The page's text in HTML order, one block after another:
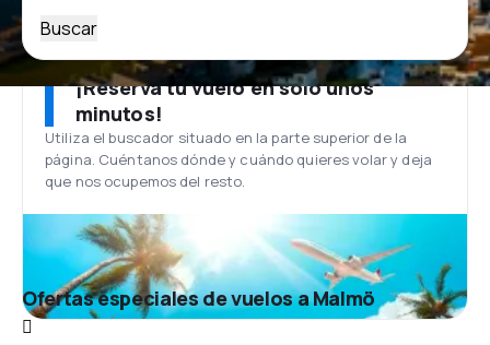
Buscar
¡Reserva tu vuelo en solo unos
minutos!
Utiliza el buscador situado en la parte superior de la
página. Cuéntanos dónde y cuándo quieres volar y deja
que nos ocupemos del resto.
Ofertas especiales de vuelos a Malmö